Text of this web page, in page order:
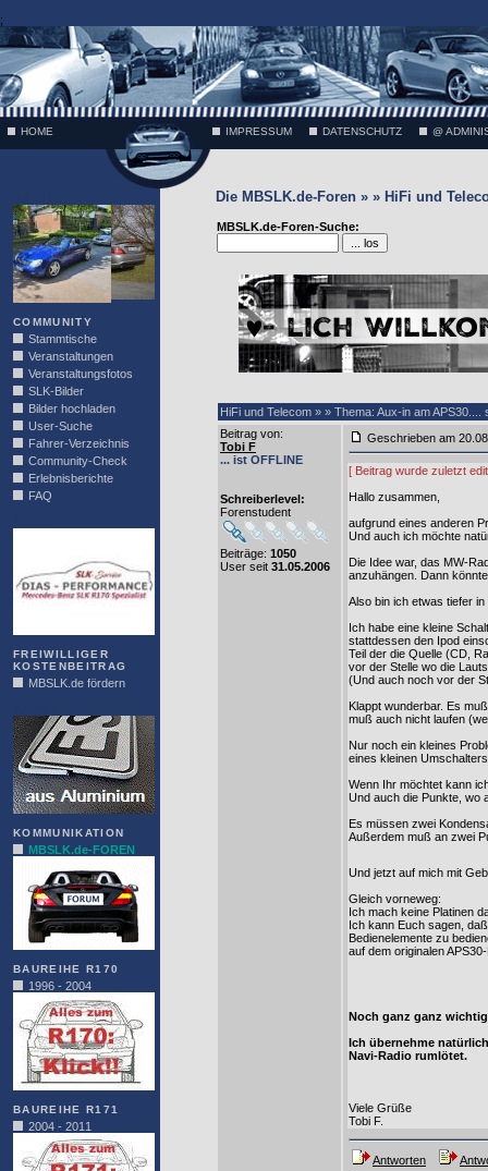
;
HOME IMPRESSUM DATENSCHUTZ @
COMMUNITY
Stammtische
Veranstaltungen
Veranstaltungsfotos
SLK-Bilder
Bilder hochladen
User-Suche
Fahrer-Verzeichnis
Community-Check
Erlebnisberichte
FAQ
FREIWILLIGER
KOSTENBEITRAG
MBSLK.de fördern
KOMMUNIKATION
MBSLK.de-FOREN
BAUREIHE R170
1996 - 2004
BAUREIHE R171
2004 - 2011
Die MBSLK.de-Foren » » HiFi und
MBSLK.de-Foren-Suche:
HiFi und Telecom » » Thema: Aux-in am APS30....
Beitrag von:
Tobi F
... ist OFFLINE
Schreiberlevel:
Forenstudent
Beiträge: 1050
User seit 31.05.2006
Geschrieben am
[ Beitrag wurde zuletzt
Hallo zusammen,
aufgrund eines anderen
Und auch ich möchte
Die Idee war, das MW-
anzuhängen. Dann
Also bin ich etwas tiefer
Ich habe eine kleine
stattdessen den Ipod
Teil der die Quelle (CD,
vor der Stelle wo die
(Und auch noch vor der
Klappt wunderbar. Es
muß auch nicht laufen
Nur noch ein kleines
eines kleinen
Wenn Ihr möchtet kann
Und auch die Punkte, wo
Es müssen zwei
Außerdem muß an zwei
Und jetzt auf mich mit
Gleich vorneweg:
Ich mach keine Platinen
Ich kann Euch sagen,
Bedienelemente zu
auf dem originalen
Noch ganz ganz
Ich übernehme
Navi-Radio rumlötet.
Viele Grüße
Tobi F.
Antworten